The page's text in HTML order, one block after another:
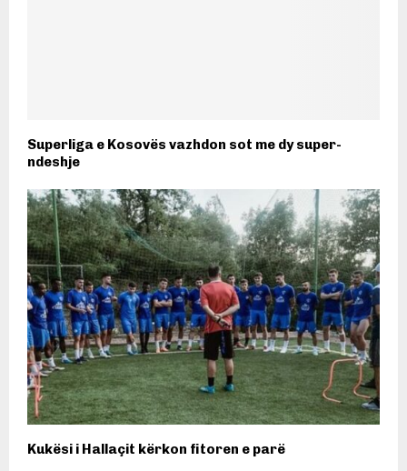
Superliga e Kosovës vazhdon sot me dy super-
ndeshje
Kukësi i Hallaçit kërkon fitoren e parë